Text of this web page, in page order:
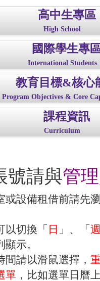
高中生專區
High School
國際學生專
International Students
教育目標&核心
Program Objectives & Core
課程資訊
Curriculum
號請與管
或設備租借前請先
以切換「 日 」、「 週
顯示。
間請以滑鼠選擇，
單 ，比如選單日曆